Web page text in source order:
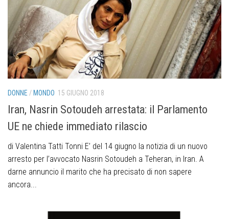
DONNE / MONDO 15 GIUGNO 2018
Iran, Nasrin Sotoudeh arrestata: il Parlamento
UE ne chiede immediato rilascio
di Valentina Tatti Tonni E’ del 14 giugno la notizia di un nuovo
arresto per l’avvocato Nasrin Sotoudeh a Teheran, in Iran. A
darne annuncio il marito che ha precisato di non sapere
ancora...